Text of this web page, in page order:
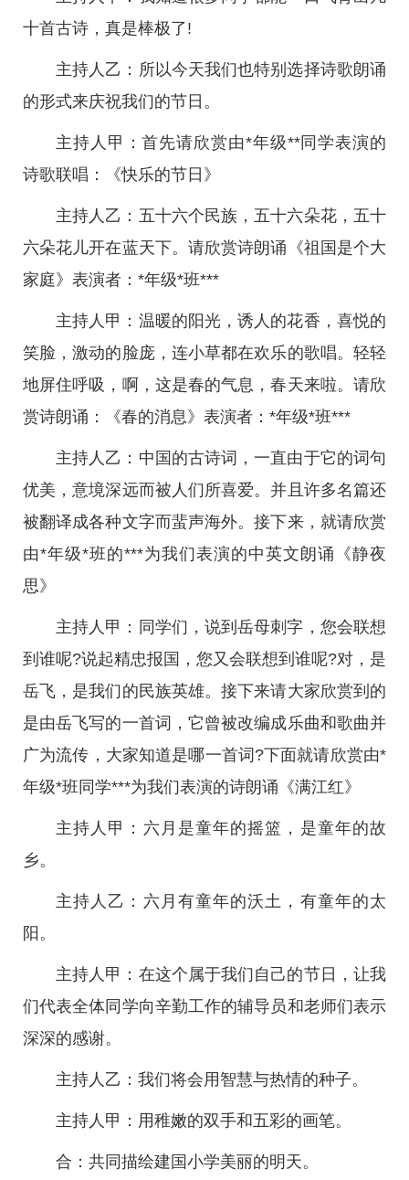
十首古诗，真是棒极了!
主持人乙：所以今天我们也特别选择诗歌朗诵
的形式来庆祝我们的节日。
主持人甲：首先请欣赏由*年级**同学表演的
诗歌联唱：《快乐的节日》
主持人乙：五十六个民族，五十六朵花，五十
六朵花儿开在蓝天下。请欣赏诗朗诵《祖国是个大
家庭》表演者：*年级*班***
主持人甲：温暖的阳光，诱人的花香，喜悦的
笑脸，激动的脸庞，连小草都在欢乐的歌唱。轻轻
地屏住呼吸，啊，这是春的气息，春天来啦。请欣
赏诗朗诵：《春的消息》表演者：*年级*班***
主持人乙：中国的古诗词，一直由于它的词句
优美，意境深远而被人们所喜爱。并且许多名篇还
被翻译成各种文字而蜚声海外。接下来，就请欣赏
由*年级*班的***为我们表演的中英文朗诵《静夜
思》
主持人甲：同学们，说到岳母刺字，您会联想
到谁呢?说起精忠报国，您又会联想到谁呢?对，是
岳飞，是我们的民族英雄。接下来请大家欣赏到的
是由岳飞写的一首词，它曾被改编成乐曲和歌曲并
广为流传，大家知道是哪一首词?下面就请欣赏由*
年级*班同学***为我们表演的诗朗诵《满江红》
主持人甲：六月是童年的摇篮，是童年的故
乡。
主持人乙：六月有童年的沃土，有童年的太
阳。
主持人甲：在这个属于我们自己的节日，让我
们代表全体同学向辛勤工作的辅导员和老师们表示
深深的感谢。
主持人乙：我们将会用智慧与热情的种子。
主持人甲：用稚嫩的双手和五彩的画笔。
合：共同描绘建国小学美丽的明天。